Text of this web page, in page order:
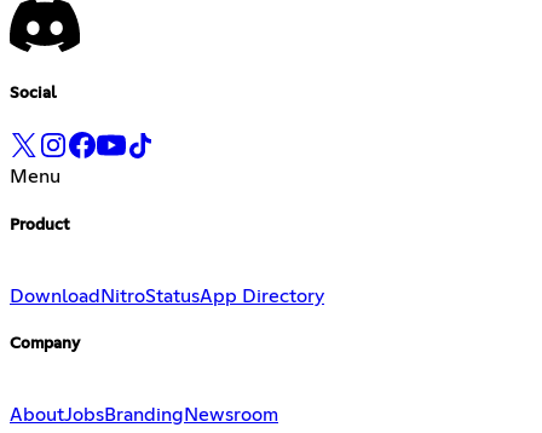
Social
Menu
Product
Download NitroStatusApp Directory
Company
AboutJobsBranding Newsroom